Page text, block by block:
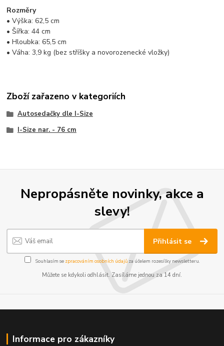
Rozměry
• Výška: 62,5 cm
• Šířka: 44 cm
• Hloubka: 65,5 cm
• Váha: 3,9 kg (bez stříšky a novorozenecké vložky)
Zboží zařazeno v kategoriích
Autosedačky dle I-Size
I-Size nar. - 76 cm
Nepropásněte novinky, akce a
slevy!
Přihlásit se
Souhlasím se zpracováním osobních údajůza účelem rozesílky newsletteru.
Můžete se kdykoli odhlásit. Zasíláme jednou za 14 dní.
Informace pro zákazníky